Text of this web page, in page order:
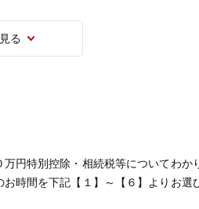
る
円特別控除・相続税等についてわか
時間を下記【１】～【６】よりお選